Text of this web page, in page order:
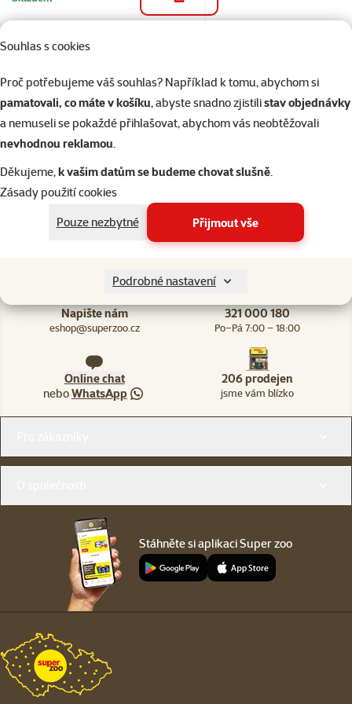
Souhlas s cookies
Proč potřebujeme váš souhlas? Například k tomu, abychom si
pamatovali, co máte v košíku, abyste snadno zjistilistav objednávky
a nemuseli se pokaždé přihlašovat, abychom vás neobtěžovali
nevhodnou reklamou.
Děkujeme,k vašim datům se budeme chovat slušně.
Zásady použití cookies
Pouze nezbytné
Přijmout vše
Podrobné nastavení
do košíku
Koule Savic plastová
velká 25cm
Cena
399 Kč
Skladem
Napište nám
eshop@superzoo.cz
321 000 180
Po–Pá 7:00 – 18:00
Online chat
neboWhatsApp
206 prodejen
jsme vám blízko
Stáhněte si aplikaci Super zoo